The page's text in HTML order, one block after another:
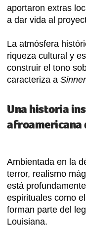
aportaron extras
a dar vida al
La atmósfera
riqueza cultural y
construir el tono
caracteriza a
Una historia
afroamericana
Ambientada en la
terror, realismo
está
espirituales como el
forman parte del
Louisiana.